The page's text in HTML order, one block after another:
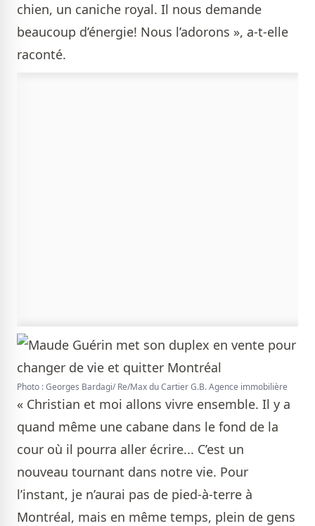
chien, un caniche royal. Il nous demande
beaucoup d’énergie! Nous l’adorons », a-t-elle
raconté.
Photo : Georges Bardagi/ Re/Max du Cartier G.B. Agence immobilière
« Christian et moi allons vivre ensemble. Il y a
quand même une cabane dans le fond de la
cour où il pourra aller écrire... C’est un
nouveau tournant dans notre vie. Pour
l’instant, je n’aurai pas de pied-à-terre à
Montréal, mais en même temps, plein de gens